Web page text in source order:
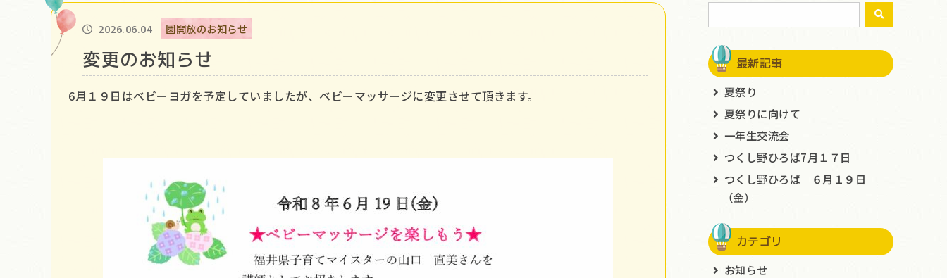
2026.06.04 園開放のお知らせ
変更のお知らせ
6月１９日はベビーヨガを予定していましたが、ベビーマッサージに変更させて頂きます。
最新記事
夏祭り
夏祭りに向けて
一年生交流会
つくし野ひろば7月１７日
つくし野ひろば ６月１９日
（金）
カテゴリ
お知らせ